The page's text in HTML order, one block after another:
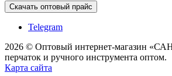
Скачать оптовый прайс
Telegram
2026 © Оптовый интернет-магазин
перчаток и ручного инструмента оптом.
Карта сайта